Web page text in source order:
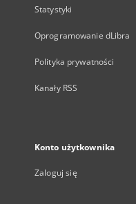
Statystyki
Oprogramowanie dLibra
Polityka prywatności
Kanały RSS
Konto użytkownika
Zaloguj się